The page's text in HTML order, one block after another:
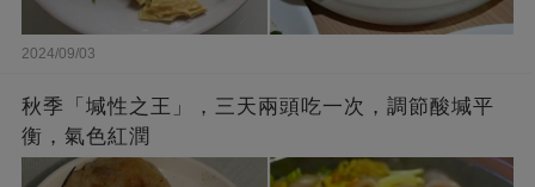
2024/09/03
秋季「堿性之王」，三天兩頭吃一次，調節酸堿平
衡，氣色紅潤